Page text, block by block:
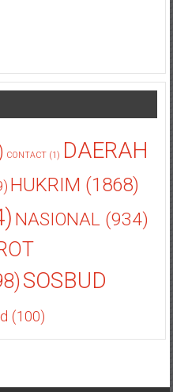
CONTACT(1) DAERAH
HUKRIM (1868)
NASIONAL(934)
SOSBUD
(100)